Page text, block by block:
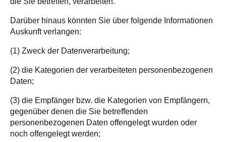
Darüber hinaus könnten Sie über folgende Informationen
Auskunft verlangen:
(1) Zweck der Datenverarbeitung;
(2) die Kategorien der verarbeiteten personenbezogenen
Daten;
(3) die Empfänger bzw. die Kategorien von Empfängern,
gegenüber denen die Sie betreffenden
personenbezogenen Daten offengelegt wurden oder
noch offengelegt werden;